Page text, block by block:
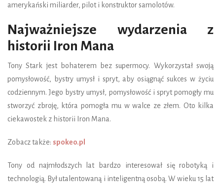
amerykański miliarder, pilot i konstruktor samolotów.
Najważniejsze wydarzenia z
historii Iron Mana
Tony Stark jest bohaterem bez supermocy. Wykorzystał swoją
pomysłowość, bystry umysł i spryt, aby osiągnąć sukces w życiu
codziennym. Jego bystry umysł, pomysłowość i spryt pomogły mu
stworzyć zbroję, która pomogła mu w walce ze złem. Oto kilka
ciekawostek z historii Iron Mana.
Zobacz także: spokeo.pl
Tony od najmłodszych lat bardzo interesował się robotyką i
technologią. Był utalentowaną i inteligentną osobą. W wieku 15 lat